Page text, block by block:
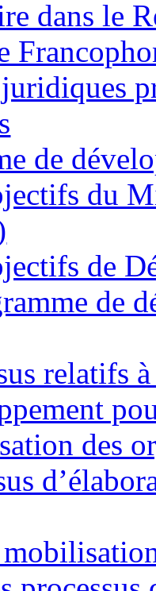
dans le
de
du
de
de
relatifs
des